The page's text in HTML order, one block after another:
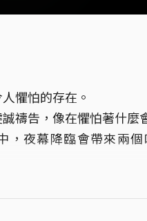
懼怕的存在。
禱告，像在懼怕著什麼
，夜幕降臨會帶來兩
。